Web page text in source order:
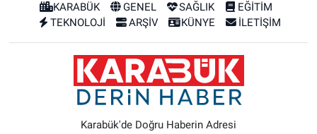
KARABÜK GENEL SAĞLIK
EĞİTİM
TEKNOLOJİ
ARŞİV KÜNYE İLETİŞİM
Karabük'de Doğru Haberin Adresi